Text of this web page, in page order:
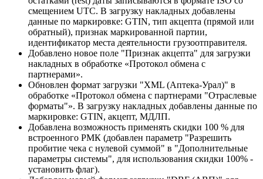
смещением UTC. В загрузку накладных добавлены
данные по маркировке: GTIN, тип акцепта (прямой или
обратный), признак маркированной партии,
идентификатор места деятельности грузоотправителя.
Добавлено новое поле "Признак акцепта" для загрузки
накладных в обработке «Протокол обмена с
партнерами».
Обновлен формат загрузки "XML (Аптека-Урал)" в
обработке «Протокол обмена с партнерами "Отраслевые
форматы"». В загрузку накладных добавлены данные по
маркировке: GTIN, акцепт, МДЛП.
Добавлена возможность применять скидки 100 % для
встроенного РМК (добавлен параметр "Разрешить
пробитие чека с нулевой суммой" в "Дополнительные
параметры системы", для использования скидки 100% -
установить флаг).